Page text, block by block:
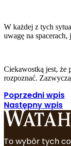
W każdej z tych
uwagę na
Ciekawostką jest, że
rozpoznać.
Poprzedni wpis
Następny wpis
To wybór tych